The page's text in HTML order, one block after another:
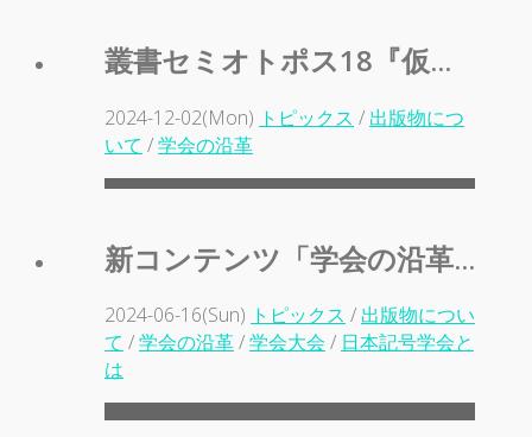
叢書セミオトポス18『仮...
2024-12-02(Mon) トピックス / 出版物につ
いて /学会の沿革
新コンテンツ「学会の沿革...
2024-06-16(Sun) トピックス / 出版物につい
て /学会の沿革/学会大会 / 日本記号学会と
は